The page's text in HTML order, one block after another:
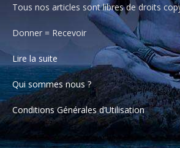
Tous nos articles sont libres de droits
Donner = Recevoir
Lire la suite
Qui sommes nous ?
Conditions Générales d’Utilisation